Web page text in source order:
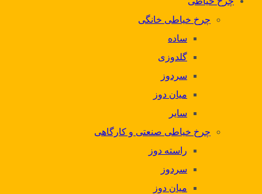
چرخ خیاطی خانگی
ساده
گلدوزی
سردوز
میان دوز
سایر
چرخ خیاطی صنعتی و کارگاهی
راسته دوز
سردوز
میان دوز